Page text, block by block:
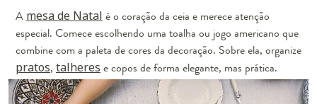
A mesa de Natal é o coração da ceia e merece atenção
especial. Comece escolhendo uma toalha ou jogo americano que
combine com a paleta de cores da decoração. Sobre ela, organize
pratos, talheres e copos de forma elegante, mas prática.